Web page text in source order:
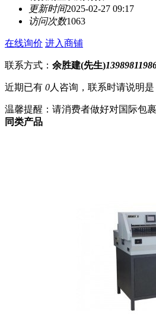
更新时间2025-02-27 09:17
访问次数1063
在线询价 进入商铺
联系方式： 余胜建(先生)
近期已有 0人咨询，联系时请说明是
温馨提醒：请消费者做好对国际包
同类产品